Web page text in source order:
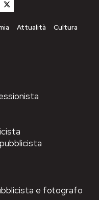
Attualità
Cultura
e fotografo